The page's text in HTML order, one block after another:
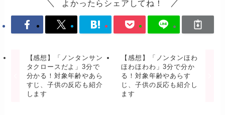
よかったらシェアしてね！
【感想】「ノンタンサン
タクロースだよ」3分で
分かる！対象年齢やあら
すじ、子供の反応も紹介
します
【感想】「ノンタンほわ
ほわほわわ」3分で分か
る！対象年齢やあらす
じ、子供の反応も紹介し
ます